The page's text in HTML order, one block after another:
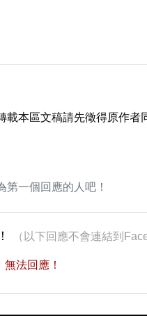
載本區文稿請先徵得原作者
第一個回應的人吧！
（以下回應不會連結到
無法回應！